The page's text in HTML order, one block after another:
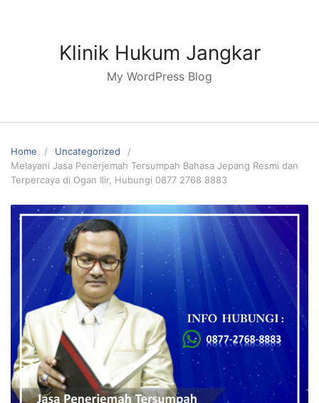
Klinik Hukum Jangkar
My WordPress Blog
Home
Uncategorized
Melayani Jasa Penerjemah Tersumpah Bahasa Jepang Resmi dan
Terpercaya di Ogan Ilir, Hubungi 0877 2768 8883